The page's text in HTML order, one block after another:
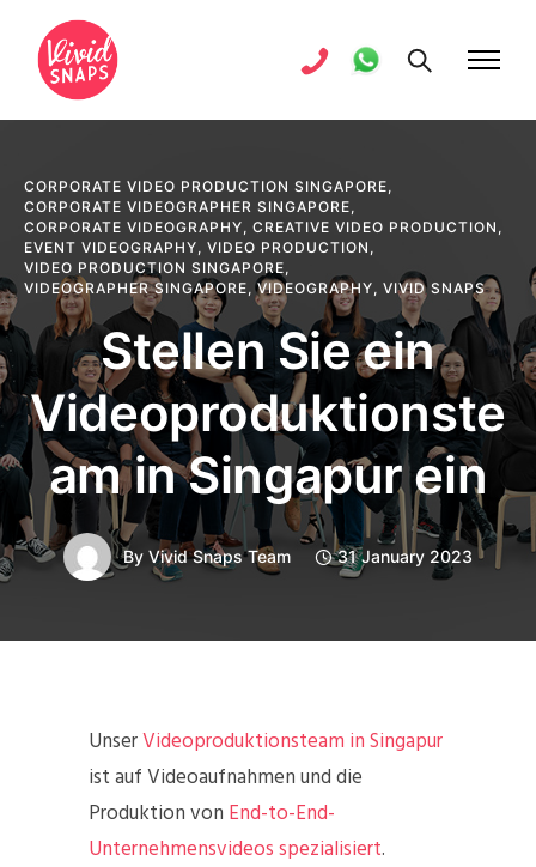
CORPORATE VIDEO PRODUCTION SINGAPORE,
CORPORATE VIDEOGRAPHER SINGAPORE,
CORPORATE VIDEOGRAPHY, CREATIVE VIDEO PRODUCTION ,
EVENT VIDEOGRAPHY, VIDEO PRODUCTION ,
VIDEO PRODUCTION SINGAPORE,
VIDEOGRAPHER SINGAPORE,VIDEOGRAPHY, VIVID SNAPS
Stellen Sie ein
Videoproduktionste
am in Singapur ein
By Vivid Snaps Team 31 January 2023
UnserVideoproduktionsteam in Singapur
ist auf Videoaufnahmen und die
Produktion von End-to-End-
Unternehmensvideos spezialisiert.